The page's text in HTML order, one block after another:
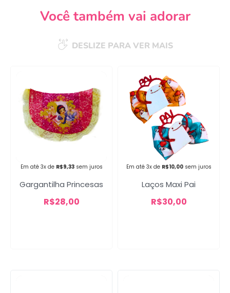
Você também vai adorar
DESLIZE PARA VER MAIS
Em até 3x de R$9,33 sem juros
Gargantilha Princesas
R$28,00
Em até 3x de R$10,00 sem juros
Laços Maxi Pai
R$30,00
Campanha lançada com
sucesso!